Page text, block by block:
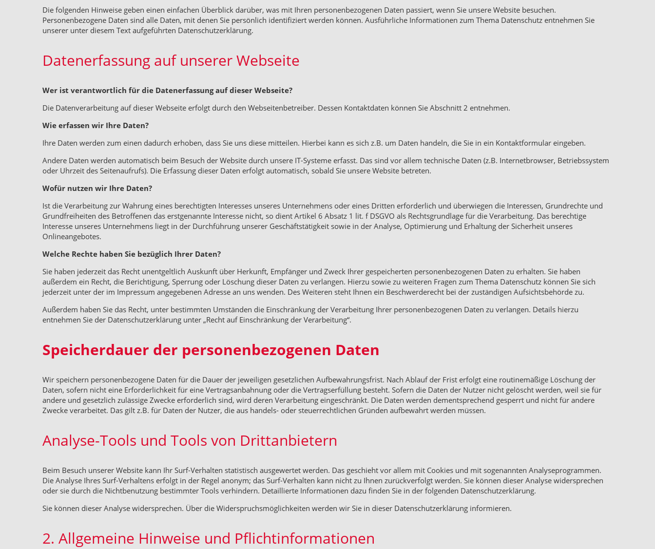
Die folgenden Hinweise geben einen einfachen Überblick darüber, was mit Ihren personenbezogenen Daten passiert, wenn Sie unsere Website besuchen.
Personenbezogene Daten sind alle Daten, mit denen Sie persönlich identifiziert werden können. Ausführliche Informationen zum Thema Datenschutz entnehmen Sie
unserer unter diesem Text aufgeführten Datenschutzerklärung.
Datenerfassung auf unserer Webseite
Wer ist verantwortlich für die Datenerfassung auf dieser Webseite?
Die Datenverarbeitung auf dieser Webseite erfolgt durch den Webseitenbetreiber. Dessen Kontaktdaten können Sie Abschnitt 2 entnehmen.
Wie erfassen wir Ihre Daten?
Ihre Daten werden zum einen dadurch erhoben, dass Sie uns diese mitteilen. Hierbei kann es sich z.B. um Daten handeln, die Sie in ein Kontaktformular eingeben.
Andere Daten werden automatisch beim Besuch der Website durch unsere IT-Systeme erfasst. Das sind vor allem technische Daten (z.B. Internetbrowser, Betriebssystem
oder Uhrzeit des Seitenaufrufs). Die Erfassung dieser Daten erfolgt automatisch, sobald Sie unsere Website betreten.
Wofür nutzen wir Ihre Daten?
Ist die Verarbeitung zur Wahrung eines berechtigten Interesses unseres Unternehmens oder eines Dritten erforderlich und überwiegen die Interessen, Grundrechte und
Grundfreiheiten des Betroffenen das erstgenannte Interesse nicht, so dient Artikel 6 Absatz 1 lit. f DSGVO als Rechtsgrundlage für die Verarbeitung. Das berechtige
Interesse unseres Unternehmens liegt in der Durchführung unserer Geschäftstätigkeit sowie in der Analyse, Optimierung und Erhaltung der Sicherheit unseres
Onlineangebotes.
Welche Rechte haben Sie bezüglich Ihrer Daten?
Sie haben jederzeit das Recht unentgeltlich Auskunft über Herkunft, Empfänger und Zweck Ihrer gespeicherten personenbezogenen Daten zu erhalten. Sie haben
außerdem ein Recht, die Berichtigung, Sperrung oder Löschung dieser Daten zu verlangen. Hierzu sowie zu weiteren Fragen zum Thema Datenschutz können Sie sich
jederzeit unter der im Impressum angegebenen Adresse an uns wenden. Des Weiteren steht Ihnen ein Beschwerderecht bei der zuständigen Aufsichtsbehörde zu.
Außerdem haben Sie das Recht, unter bestimmten Umständen die Einschränkung der Verarbeitung Ihrer personenbezogenen Daten zu verlangen. Details hierzu
entnehmen Sie der Datenschutzerklärung unter „Recht auf Einschränkung der Verarbeitung“.
Speicherdauer der personenbezogenen Daten
Wir speichern personenbezogene Daten für die Dauer der jeweiligen gesetzlichen Aufbewahrungsfrist. Nach Ablauf der Frist erfolgt eine routinemäßige Löschung der
Daten, sofern nicht eine Erforderlichkeit für eine Vertragsanbahnung oder die Vertragserfüllung besteht. Sofern die Daten der Nutzer nicht gelöscht werden, weil sie für
andere und gesetzlich zulässige Zwecke erforderlich sind, wird deren Verarbeitung eingeschränkt. Die Daten werden dementsprechend gesperrt und nicht für andere
Zwecke verarbeitet. Das gilt z.B. für Daten der Nutzer, die aus handels- oder steuerrechtlichen Gründen aufbewahrt werden müssen.
Analyse-Tools und Tools von Drittanbietern
Beim Besuch unserer Website kann Ihr Surf-Verhalten statistisch ausgewertet werden. Das geschieht vor allem mit Cookies und mit sogenannten Analyseprogrammen.
Die Analyse Ihres Surf-Verhaltens erfolgt in der Regel anonym; das Surf-Verhalten kann nicht zu Ihnen zurückverfolgt werden. Sie können dieser Analyse widersprechen
oder sie durch die Nichtbenutzung bestimmter Tools verhindern. Detaillierte Informationen dazu finden Sie in der folgenden Datenschutzerklärung.
Sie können dieser Analyse widersprechen. Über die Widerspruchsmöglichkeiten werden wir Sie in dieser Datenschutzerklärung informieren.
2. Allgemeine Hinweise und Pflichtinformationen